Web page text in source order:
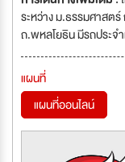
ระหว่าง ม.ธรรมศาสต
ถ.พหลโยธิน มีรถประจ
แผนที่
แผนที่ออนไลน์